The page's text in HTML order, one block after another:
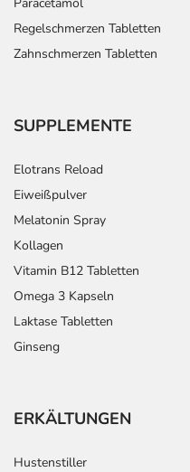
Regelschmerzen Tabletten
Zahnschmerzen Tabletten
SUPPLEMENTE
Elotrans Reload
Eiweißpulver
Melatonin Spray
Kollagen
Vitamin B12 Tabletten
Omega 3 Kapseln
Laktase Tabletten
Ginseng
ERKÄLTUNGEN
Hustenstiller